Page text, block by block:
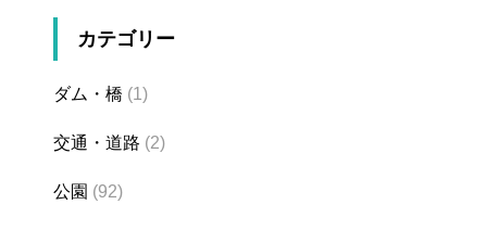
カテゴリー
ダム・橋 (1)
交通・道路 (2)
公園 (92)